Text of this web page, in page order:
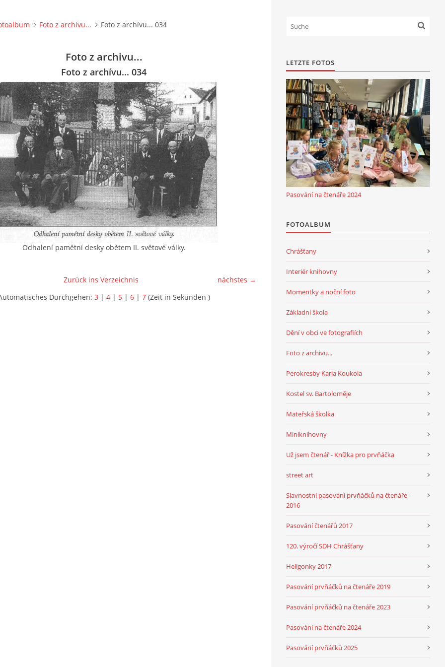
Foto z archivu... Foto z archívu... 034
Foto z archivu...
Foto z archívu... 034
Odhalení pamětní desky obětem II. světové války.
nächstes →
Zurück ins Verzeichnis
Durchgehen: 3| 4| 5| 6| 7(Zeit in Sekunden )
LETZTE FOTOS
Pasování na čtenáře 2024
FOTOALBUM
Chrášťany
Interiér knihovny
Momentky a noční foto
Základní škola
Dění v obci ve fotografiích
Foto z archivu...
Perokresby Karla Koukola
Kostel sv. Bartoloměje
Mateřská školka
Miniknihovny
Už jsem čtenář - Knížka pro prvňáčka
street art
Slavnostní pasování prvňáčků na čtenáře -
2016
Pasování čtenářů 2017
120. výročí SDH Chrášťany
Heligonky 2017
Pasování prvňáčků na čtenáře 2019
Pasování prvňáčků na čtenáře 2023
Pasování na čtenáře 2024
Pasování prvňáčků 2025